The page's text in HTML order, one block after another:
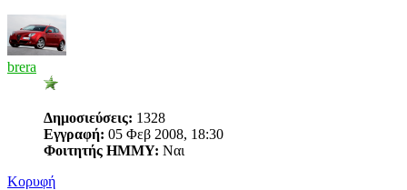
brera
Δημοσιεύσεις: 1328
Εγγραφή: 05 Φεβ 2008, 18:30
Φοιτητής ΗΜΜΥ: Ναι
Κορυφή